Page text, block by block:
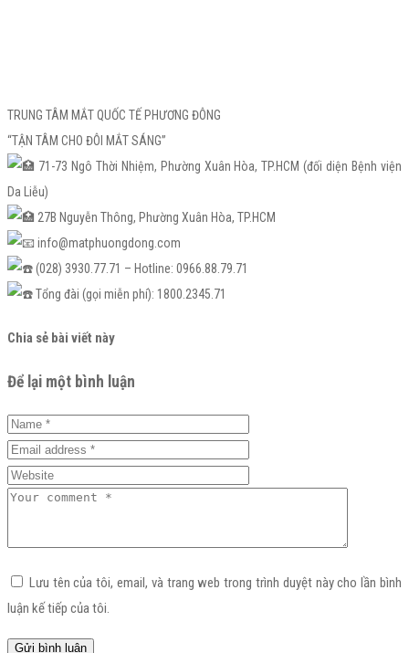
TRUNG TÂM MẮT QUỐC TẾ PHƯƠNG ĐÔNG
“TẬN TÂM CHO ĐÔI MẮT SÁNG”
71-73 Ngô Thời Nhiệm, Phường Xuân Hòa, TP.HCM (đối diện Bệnh viện
Da Liễu)
27B Nguyễn Thông, Phường Xuân Hòa, TP.HCM
info@matphuongdong.com
(028) 3930.77.71 – Hotline: 0966.88.79.71
Tổng đài (gọi miễn phí): 1800.2345.71
Chia sẻ bài viết này
Để lại một bình luận
Lưu tên của tôi, email, và trang web trong trình duyệt này cho lần bình
luận kế tiếp của tôi.